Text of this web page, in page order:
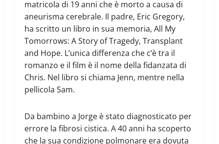
matricola di 19 anni che è morto a causa di
aneurisma cerebrale. Il padre, Eric Gregory,
ha scritto un libro in sua memoria, All My
Tomorrows: A Story of Tragedy, Transplant
and Hope. L’unica differenza che c’è tra il
romanzo e il film è il nome della fidanzata di
Chris. Nel libro si chiama Jenn, mentre nella
pellicola Sam.
Da bambino a Jorge è stato diagnosticato per
errore la fibrosi cistica. A 40 anni ha scoperto
che la sua condizione polmonare era dovuta